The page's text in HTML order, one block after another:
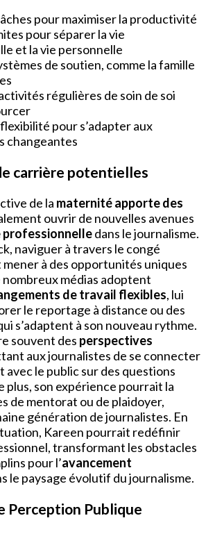
pour maximiser la productivité
pour séparer la vie
et la vie personnelle
de soutien, comme la famille
régulières de soin de soi
pour s’adapter aux
changeantes
carrière potentielles
de la maternité apporte des
ouvrir de nouvelles avenues
professionnelledans le journalisme.
naviguer à travers le congé
à des opportunités uniques
nombreux médias adoptent
de travail flexibles, lui
le reportage à distance ou des
s’adaptent à son nouveau rythme.
souvent des perspectives
aux journalistes de se connecter
le public sur des questions
plus, son expérience pourrait la
de mentorat ou de plaidoyer,
génération de journalistes. En
Kareen pourrait redéfinir
transformant les obstacles
pour l’avancement
le paysage évolutif du journalisme.
Perception Publique